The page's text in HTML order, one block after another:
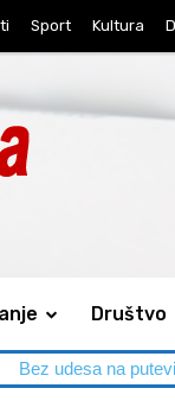
Sport Kultura
Društvo
putevima